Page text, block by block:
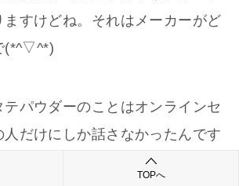
ますけどね。それはメーカーがど
(*^▽^*)
パウダーのことはオンラインセ
人だけにしか話さなかったんです
TOPへ